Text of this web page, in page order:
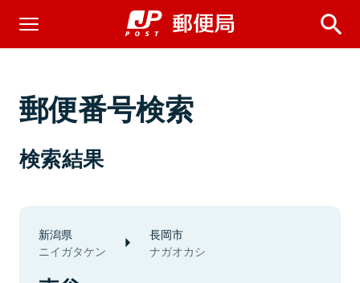
郵便番号検索
検索結果
新潟県
ニイガタケン
長岡市
ナガオカシ